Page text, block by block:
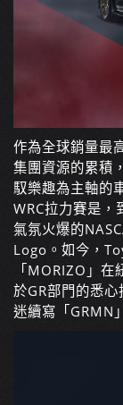
作為全球銷量最
集團資源的累積
馭樂趣為主軸的
WRC拉力賽是，
氣氛火爆的
Logo。如今，
「MORIZO」
於GR部門的悉
迷續寫「GRMN